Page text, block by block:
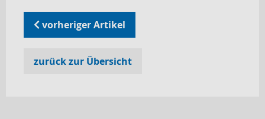
vorheriger Artikel
zurück zur Übersicht